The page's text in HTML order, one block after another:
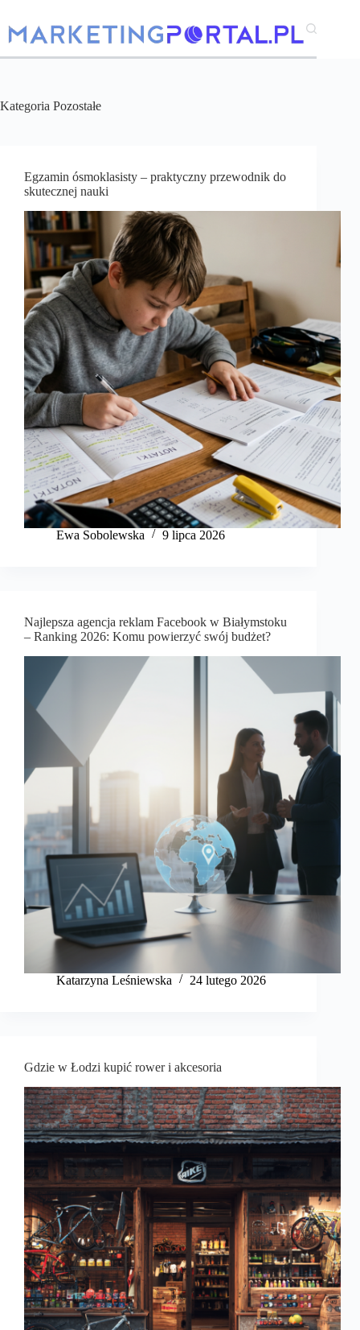
treści
Kategoria Pozostałe
Egzamin ósmoklasisty – praktyczny przewodnik do
skutecznej nauki
Ewa Sobolewska 9 lipca 2026
Najlepsza agencja reklam Facebook w Białymstoku
– Ranking 2026: Komu powierzyć swój budżet?
Katarzyna Leśniewska 24 lutego 2026
Gdzie w Łodzi kupić rower i akcesoria